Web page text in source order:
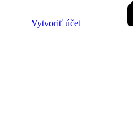
Vytvoriť účet